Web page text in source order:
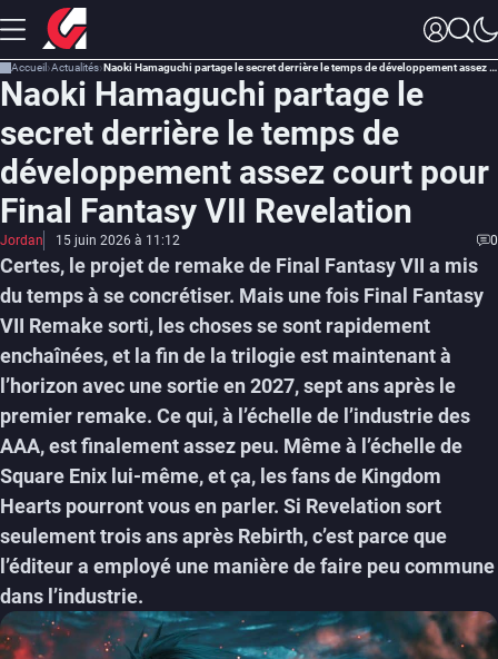
Accueil Actualités Naoki Hamaguchi partage le secret derrière le temps de développement assez court pour Final Fantasy VII Revelation
Naoki Hamaguchi partage le
secret derrière le temps de
développement assez court pour
Final Fantasy VII Revelation
Jordan 15 juin 2026 à 11:12 0
Certes, le projet de remake de Final Fantasy VII a mis
du temps à se concrétiser. Mais une fois Final Fantasy
VII Remake sorti, les choses se sont rapidement
enchaînées, et la fin de la trilogie est maintenant à
l’horizon avec une sortie en 2027, sept ans après le
premier remake. Ce qui, à l’échelle de l’industrie des
AAA, est finalement assez peu. Même à l’échelle de
Square Enix lui-même, et ça, les fans de Kingdom
Hearts pourront vous en parler. Si Revelation sort
seulement trois ans après Rebirth, c’est parce que
l’éditeur a employé une manière de faire peu commune
dans l’industrie.